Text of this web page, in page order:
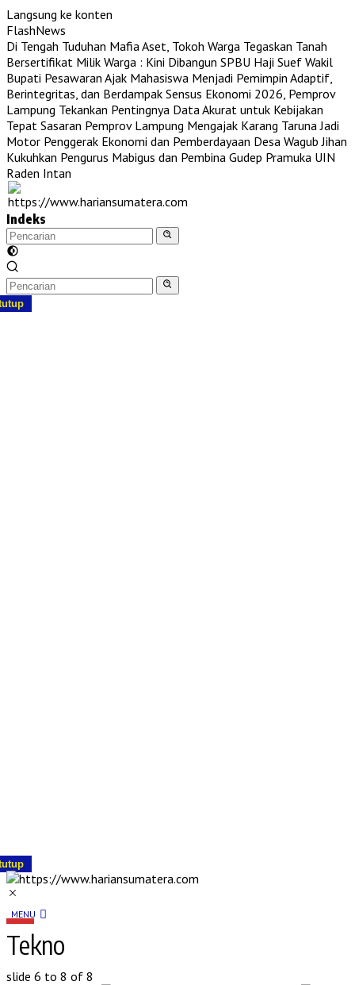
Langsung ke konten
FlashNews
Di Tengah Tuduhan Mafia Aset, Tokoh Warga Tegaskan Tanah
Bersertifikat Milik Warga : Kini Dibangun SPBU Haji Suef Wakil
Bupati Pesawaran Ajak Mahasiswa Menjadi Pemimpin Adaptif,
Berintegritas, dan Berdampak Sensus Ekonomi 2026, Pemprov
Lampung Tekankan Pentingnya Data Akurat untuk Kebijakan
Tepat Sasaran Pemprov Lampung Mengajak Karang Taruna Jadi
Motor Penggerak Ekonomi dan Pemberdayaan Desa Wagub Jihan
Kukuhkan Pengurus Mabigus dan Pembina Gudep Pramuka UIN
Raden Intan
Indeks
MENU
Tekno
slide 6 to 8 of 8